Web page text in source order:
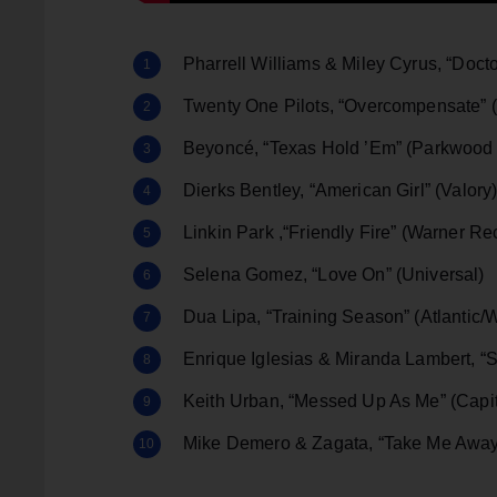
Pharrell Williams & Miley Cyrus,
Twenty One Pilots,
Beyoncé, “Texas Hold ’Em”
Dierks Bentley, “American Girl” (Valory)
Linkin Park ,“Friendly Fire” (Warner
Selena Gomez, “Love On” (Universal)
Dua Lipa, “Training Season” (Atlantic/
Enrique Iglesias & Miranda Lambert,
Keith Urban, “Messed Up As Me”
Mike Demero & Zagata, “Take Me